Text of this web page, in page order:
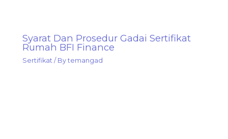
Syarat Dan Prosedur Gadai Sertifikat
Rumah BFI Finance
Sertifikat / Bytemangad